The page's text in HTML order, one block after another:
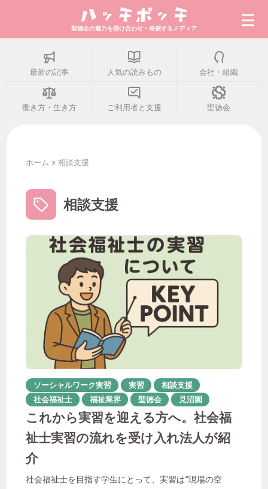
1年目 ICT活用 instagram
IT化 QOL向上 SNS Unipos
あんしん相談室
その子らしさを大切に はなれ
最新の記事
会社・組織
働き方・生き方
ご利用者と支援
聖徳会
聖徳会の魅力を掛け合わせ・発信するメディア
最新の記事 人気の読みもの 会社・組織
働き方・生き方 ご利用者と支援 聖徳会
ホーム »相談支援
相談支援
ソーシャルワーク実習 実習
相談支援
社会福祉士
福祉業界 聖徳会 見沼園
これから実習を迎える方へ。社会福
祉士実習の流れを受け入れ法人が紹
介
社会福祉士を目指す学生にとって、実習は“現場の空